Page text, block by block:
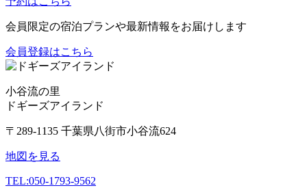
会員限定の宿泊プランや最新情報をお届けします
会員登録はこちら
小谷流の里
ドギーズアイランド
〒289-1135 千葉県八街市小谷流624
地図を見る
TEL:050-1793-9562